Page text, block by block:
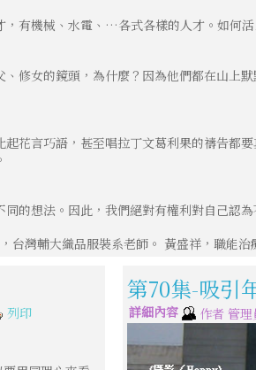
有機械、水電、…各式各樣的人才。如何
修女的鏡頭，為什麼？因為他們都在山上
花言巧語，甚至唱拉丁文葛利果的禱告都
的想法。因此，我們絕對有權利對自己認
台灣輔大織品服裝系老師。 黃盛祥，職能
列印
第70集-吸引
詳細內容 作者 管理